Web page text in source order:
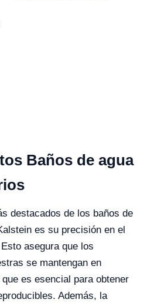
Baños de agua
destacados de los baños de
es su precisión en el
asegura que los
se mantengan en
es esencial para obtener
Además, la